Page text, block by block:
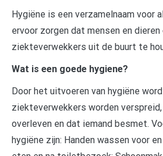
Hygiëne is een verzamelnaam voor
ervoor zorgen dat mensen en
ziekteverwekkers uit de buurt te
Wat is een goede hygiene?
Door het uitvoeren van hygiëne
ziekteverwekkers worden
overleven en dat iemand besmet.
hygiëne zijn: Handen wassen voor